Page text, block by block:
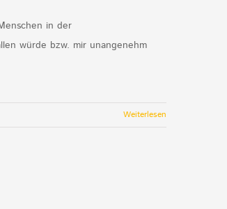
in der
würde bzw. mir unangenehm
Weiterlesen